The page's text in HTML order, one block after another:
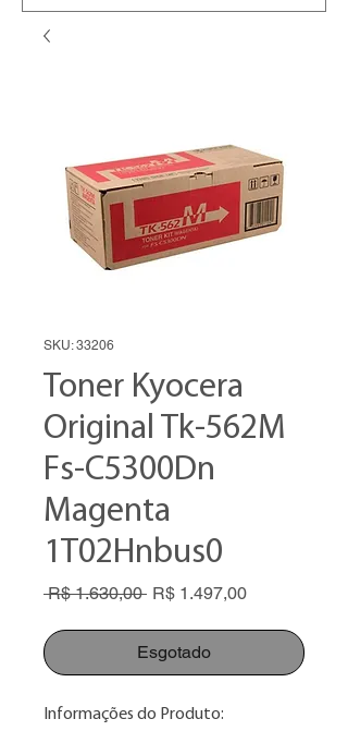
SKU: 33206
Toner Kyocera
Original Tk-562M
Fs-C5300Dn
Magenta
1T02Hnbus0
R$ 1.630,00 Preço
R$ 1.497,00Preço
Esgotado
Informações do Produto: